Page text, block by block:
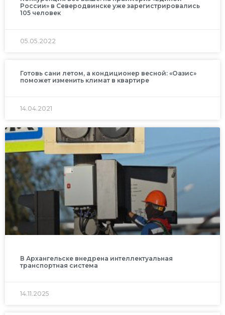
России» в Северодвинске уже зарегистрировались
105 человек
05.05.2022
Готовь сани летом, а кондиционер весной: «Оазис»
поможет изменить климат в квартире
14.04.2021
В Архангельске внедрена интеллектуальная
транспортная система
14.11.2025